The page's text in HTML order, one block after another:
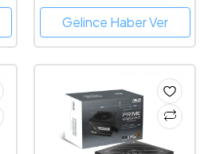
Gelince Haber Ver